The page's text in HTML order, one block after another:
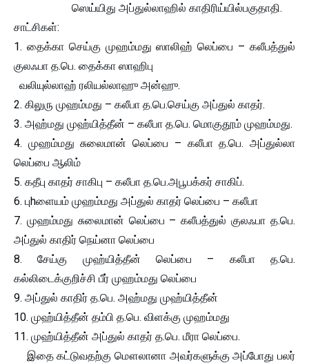
ஸெய்யிது அப்துல்லாஹில் காதிரிய்யில்பகுதாதி.
சாட்சிகள்:
1. தைக்கா செய்கு முஹம்மது ஸாலிஹ் லெப்பை – கலீபத்துல்
குலஃபா த.பெ. தைக்கா ஸாஹிபு
வலியுல்லாஹ் ரலியல்லாஹு அன்ஹு.
2. கிலுரு முஹம்மது – கலீபா த.பெ.செய்கு அப்துல் காதர்.
3. அஹ்மது முஹ்யித்தீன் – கலீபா த.பெ. மொகுதூம் முஹம்மது.
4. முஹம்மது சுலைமான் லெப்பை – கலீபா த.பெ. அப்துல்லா
லெப்பை ஆலிம்
5. கதீபு காதர் சாகிபு – கலீபா த.பெ.அபூபக்கர் சாகிப்.
6. புhளையம் முஹம்மது அப்துல் காதர் லெப்பை – கலீபா
7. முஹம்மது சுலைமான் லெப்பை – கலீபத்துல் குலஃபா த.பெ.
அப்துல் காதிர் நெய்னா லெப்பை
8. சேய்கு முஹ்யித்தீன் லெப்பை – கலீபா த.பெ.
கல்லிடைக்குறிச்சி பீர் முஹம்மது லெப்பை
9. அப்துல் காதிர் த.பெ. அஹ்மது முஹ்யித்தீன்
10. முஹ்யித்தீன் தம்பி த.பெ. விளக்கு முஹம்மது
11. முஹ்யித்தீன் அப்துல் காதர் த.பெ. மீரா லெப்பை.
இதை கட்டுவதற்கு மௌலானா அவர்களுக்கு அப்போது பலர்